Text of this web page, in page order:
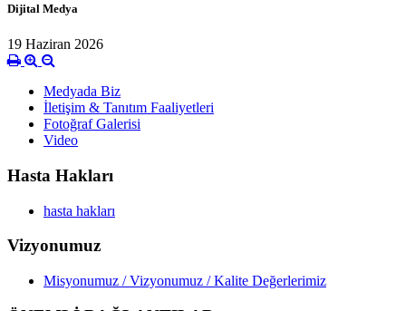
Dijital Medya
19 Haziran 2026
Medyada Biz
İletişim & Tanıtım Faaliyetleri
Fotoğraf Galerisi
Video
Hasta Hakları
hasta hakları
Vizyonumuz
Misyonumuz / Vizyonumuz / Kalite Değerlerimiz